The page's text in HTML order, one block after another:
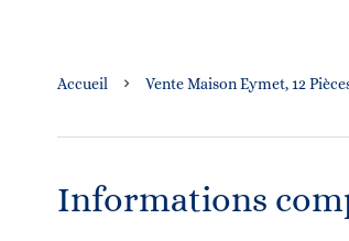
Accueil Vente Maison Eymet, 12
Informations